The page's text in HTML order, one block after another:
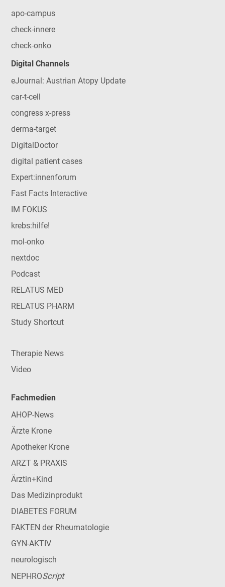
apo-campus
check-innere
check-onko
Digital Channels
eJournal: Austrian Atopy Update
car-t-cell
congress x-press
derma-target
DigitalDoctor
digital patient cases
Expert:innenforum
Fast Facts Interactive
IM FOKUS
krebs:hilfe!
mol-onko
nextdoc
Podcast
RELATUS MED
RELATUS PHARM
Study Shortcut
Therapie News
Video
Fachmedien
AHOP-News
Ärzte Krone
Apotheker Krone
ARZT & PRAXIS
Ärztin+Kind
Das Medizinprodukt
DIABETES FORUM
FAKTEN der Rheumatologie
GYN-AKTIV
neurologisch
NEPHROScript